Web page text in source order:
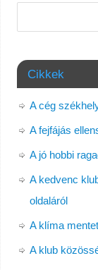
Cikkek
A cég
A fejfájás
A jó hobbi
A kedvenc
oldaláról
A klíma
A klub